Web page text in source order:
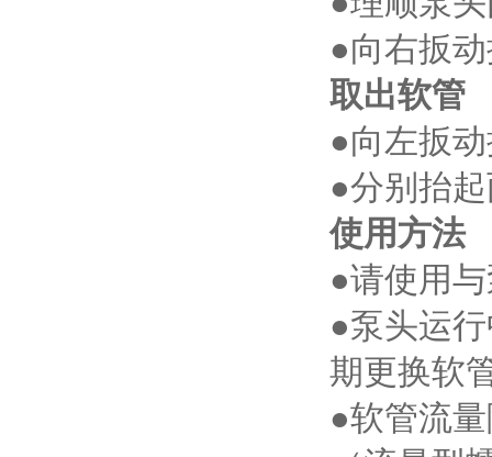
●向右扳
取出软管
●向左扳
●分别抬
使用方法
●请使用
●泵头运
期更换软
●软管流